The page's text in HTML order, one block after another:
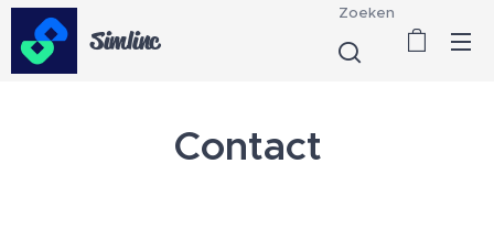
Simlinc
Zoeken
Contact